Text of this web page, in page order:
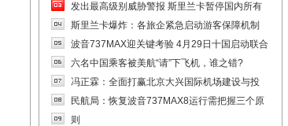
发出最高级别威胁警报 斯里兰卡暂停国内所有
斯里兰卡爆炸：各旅企紧急启动游客保障机制
波音737MAX迎关键考验 4月29日十国启动联合
六名中国乘客被美航“请”下飞机，谁之错?
冯正霖：全面打赢北京大兴国际机场建设与投
民航局：恢复波音737MAX8运行需把握三个原
则